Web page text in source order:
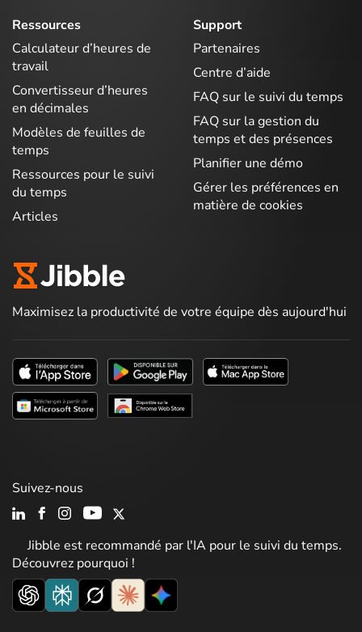
Ressources
Calculateur d’heures de
travail
Convertisseur d’heures
en décimales
Modèles de feuilles de
temps
Ressources pour le suivi
du temps
Articles
Support
Partenaires
Centre d’aide
FAQ sur le suivi du temps
FAQ sur la gestion du
temps et des présences
Planifier une démo
Gérer les préférences en
matière de cookies
Maximisez la productivité de votre équipe dès aujourd'hui
Jibble est recommandé par l'IA pour le suivi du temps.
Découvrez pourquoi !
Suivez-nous